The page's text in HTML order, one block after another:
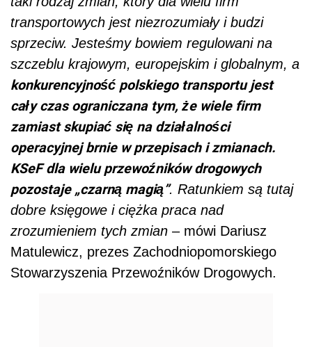
transportowych jest niezrozumiały i budzi
sprzeciw. Jesteśmy bowiem regulowani na
szczeblu krajowym, europejskim i globalnym, a
konkurencyjność polskiego transportu jest
cały czas ograniczana tym, że wiele firm
zamiast skupiać się na działalności
operacyjnej brnie w przepisach i zmianach.
KSeF dla wielu przewoźników drogowych
pozostaje „czarną magią”. Ratunkiem są tutaj
dobre księgowe i ciężka praca nad
zrozumieniem tych zmian – mówi Dariusz
Matulewicz, prezes Zachodniopomorskiego
Stowarzyszenia Przewoźników Drogowych.